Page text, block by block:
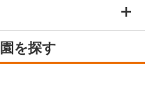
を探す